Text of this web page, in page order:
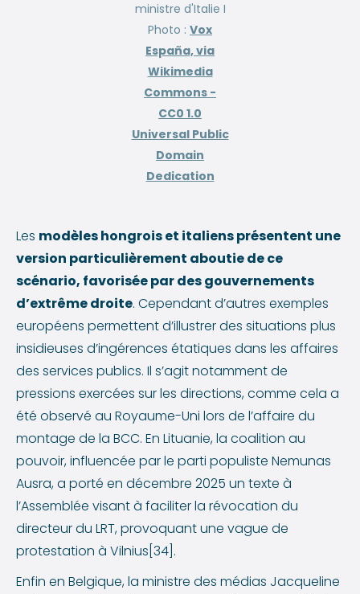
ministre d'Italie I
Photo : Vox
España, via
Wikimedia
Commons -
CC0 1.0
Universal Public
Domain
Dedication
Les modèles hongrois et italiens présentent une
version particulièrement aboutie de ce
scénario, favorisée par des gouvernements
d’extrême droite. Cependant d’autres exemples
européens permettent d’illustrer des situations plus
insidieuses d’ingérences étatiques dans les affaires
des services publics. Il s’agit notamment de
pressions exercées sur les directions, comme cela a
été observé au Royaume-Uni lors de l’affaire du
montage de la BCC. En Lituanie, la coalition au
pouvoir, influencée par le parti populiste Nemunas
Ausra, a porté en décembre 2025 un texte à
l’Assemblée visant à faciliter la révocation du
directeur du LRT, provoquant une vague de
protestation à Vilnius[34].
Enfin en Belgique, la ministre des médias Jacqueline